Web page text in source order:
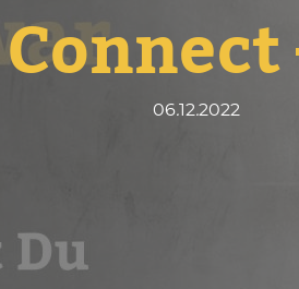
06.12.2022